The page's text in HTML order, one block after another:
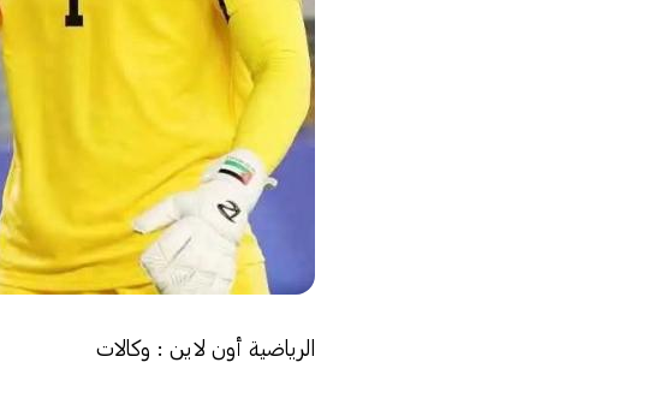
الرياضية أون لاين : وكالات